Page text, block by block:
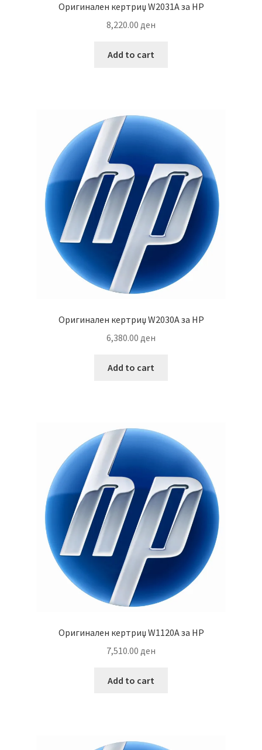
Оригинален кертриџ W2031A за HP
8,220.00 ден
Add to cart
Оригинален кертриџ W2030A за HP
6,380.00 ден
Add to cart
Оригинален кертриџ W1120A за HP
7,510.00 ден
Add to cart